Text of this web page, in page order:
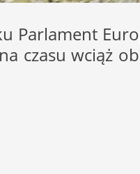
Parlament
czasu wciąż